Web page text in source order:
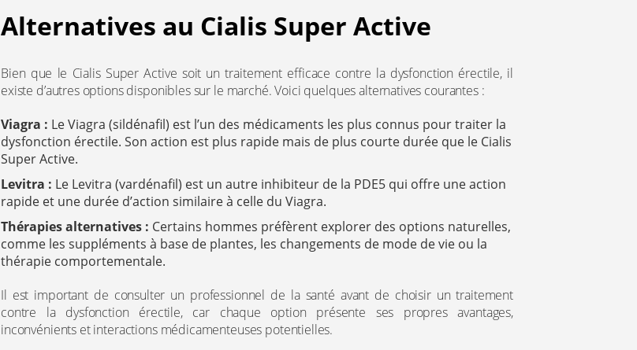
Alternatives au Cialis Super Active
Bien que le Cialis Super Active soit un traitement efficace contre la dysfonction érectile, il
existe d’autres options disponibles sur le marché. Voici quelques alternatives courantes :
Viagra : Le Viagra (sildénafil) est l’un des médicaments les plus connus pour traiter la
dysfonction érectile. Son action est plus rapide mais de plus courte durée que le Cialis
Super Active.
Levitra : Le Levitra (vardénafil) est un autre inhibiteur de la PDE5 qui offre une action
rapide et une durée d’action similaire à celle du Viagra.
Thérapies alternatives : Certains hommes préfèrent explorer des options naturelles,
comme les suppléments à base de plantes, les changements de mode de vie ou la
thérapie comportementale.
Il est important de consulter un professionnel de la santé avant de choisir un traitement
contre la dysfonction érectile, car chaque option présente ses propres avantages,
inconvénients et interactions médicamenteuses potentielles.